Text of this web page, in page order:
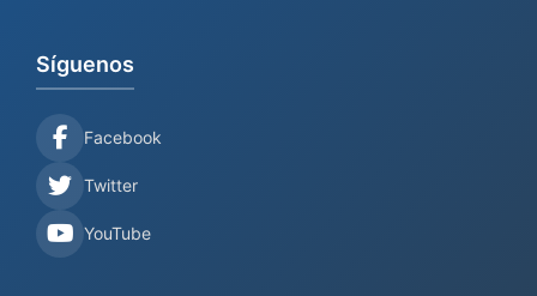
Síguenos
Facebook
Twitter
YouTube